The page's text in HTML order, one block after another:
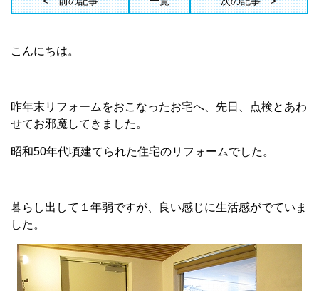
こんにちは。
昨年末リフォームをおこなったお宅へ、先日、点検とあわ
せてお邪魔してきました。
昭和50年代頃建てられた住宅のリフォームでした。
暮らし出して１年弱ですが、良い感じに生活感がでていま
した。